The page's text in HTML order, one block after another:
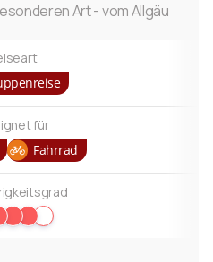
Art - vom Allgäu
für
Fahrrad